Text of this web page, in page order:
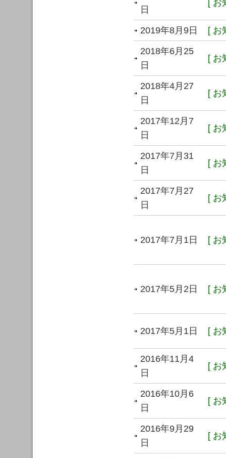
日
[
2019年8月9日 [ お
2018年6月25
日
[ お
2018年4月27
日
[ お
2017年12月7
日
[ お
2017年7月31
日
[ お
2017年7月27
日
[ お
2017年7月1日 [ お
2017年5月2日 [ お
2017年5月1日 [ お
2016年11月4
日
[ お
2016年10月6
日
[ お
2016年9月29
日
[ お